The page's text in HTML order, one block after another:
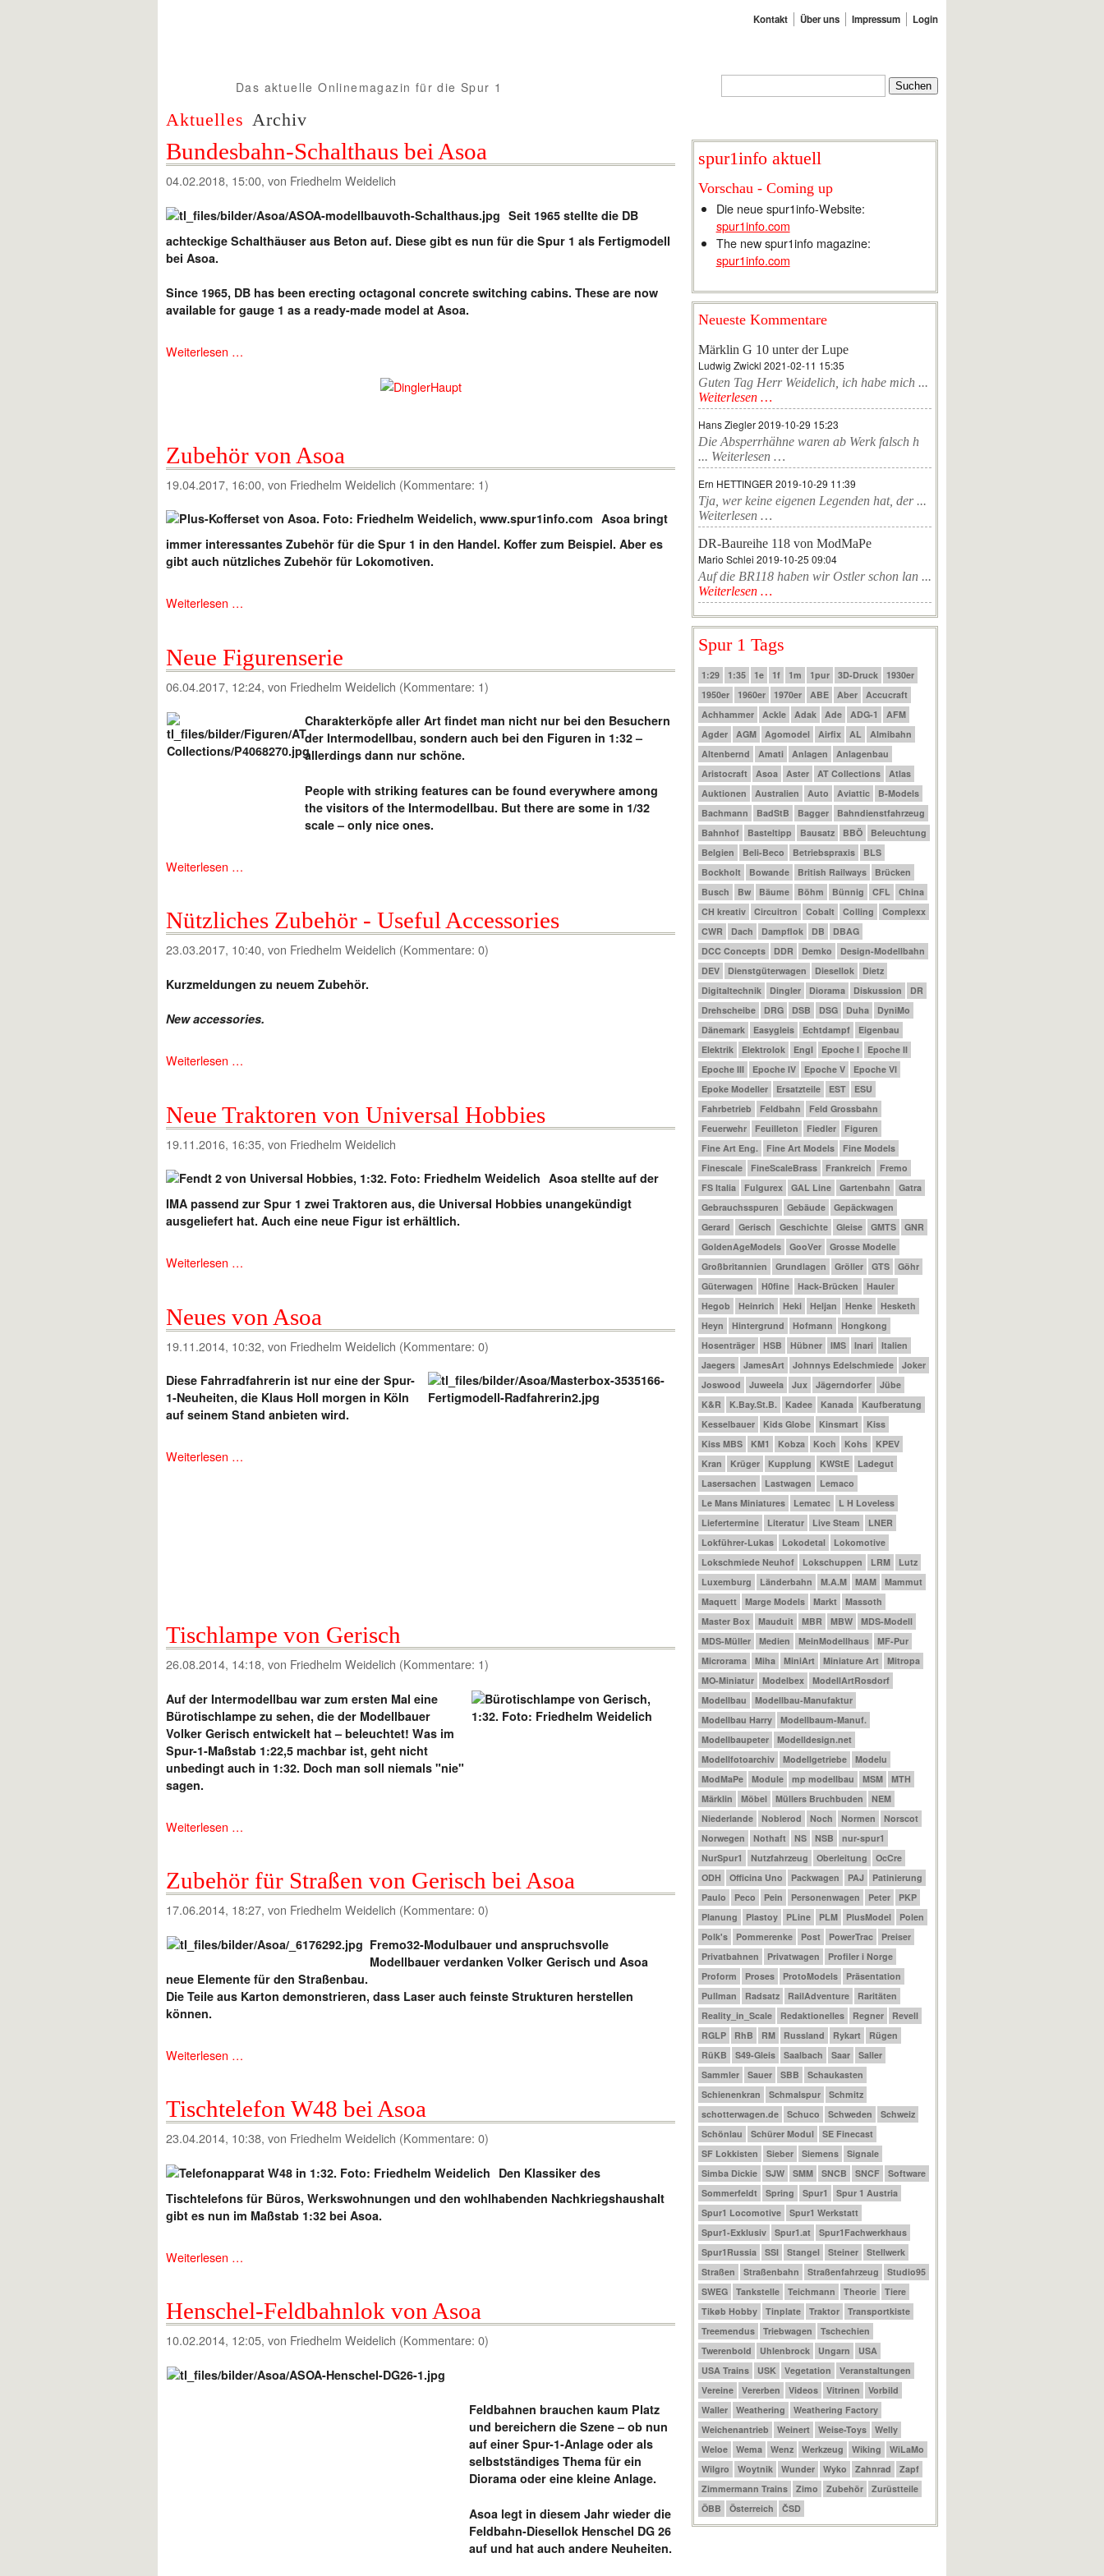
Aktuelles Archiv
Kontakt Über uns Impressum Login
Das aktuelle Onlinemagazin für die Spur 1
Spur1info.com
Bundesbahn-Schalthaus bei Asoa
04.02.2018, 15:00, von Friedhelm Weidelich
Seit 1965 stellte die DB
achteckige Schalthäuser aus Beton auf. Diese gibt es nun für die Spur 1 als Fertigmodell
bei Asoa.
Since 1965, DB has been erecting octagonal concrete switching cabins. These are now
available for gauge 1 as a ready-made model at Asoa.
Weiterlesen …
Zubehör von Asoa
19.04.2017, 16:00, von Friedhelm Weidelich (Kommentare: 1)
Asoa bringt
immer interessantes Zubehör für die Spur 1 in den Handel. Koffer zum Beispiel. Aber es
gibt auch nützliches Zubehör für Lokomotiven.
Weiterlesen …
Neue Figurenserie
06.04.2017, 12:24, von Friedhelm Weidelich (Kommentare: 1)
Charakterköpfe aller Art findet man nicht nur bei den Besuchern
der Intermodellbau, sondern auch bei den Figuren in 1:32 –
allerdings dann nur schöne.
People with striking features can be found everywhere among
the visitors of the Intermodellbau. But there are some in 1/32
scale – only nice ones.
Weiterlesen …
Nützliches Zubehör - Useful Accessories
23.03.2017, 10:40, von Friedhelm Weidelich (Kommentare: 0)
Kurzmeldungen zu neuem Zubehör.
New accessories.
Weiterlesen …
Neue Traktoren von Universal Hobbies
19.11.2016, 16:35, von Friedhelm Weidelich
Asoa stellte auf der
IMA passend zur Spur 1 zwei Traktoren aus, die Universal Hobbies unangekündigt
ausgeliefert hat. Auch eine neue Figur ist erhältlich.
Weiterlesen …
Neues von Asoa
19.11.2014, 10:32, von Friedhelm Weidelich (Kommentare: 0)
Diese Fahrradfahrerin ist nur eine der Spur-
1-Neuheiten, die Klaus Holl morgen in Köln
auf seinem Stand anbieten wird.
Weiterlesen …
Tischlampe von Gerisch
26.08.2014, 14:18, von Friedhelm Weidelich (Kommentare: 1)
Auf der Intermodellbau war zum ersten Mal eine
Bürotischlampe zu sehen, die der Modellbauer
Volker Gerisch entwickelt hat – beleuchtet! Was im
Spur-1-Maßstab 1:22,5 machbar ist, geht nicht
unbedingt auch in 1:32. Doch man soll niemals "nie"
sagen.
Weiterlesen …
Zubehör für Straßen von Gerisch bei Asoa
17.06.2014, 18:27, von Friedhelm Weidelich (Kommentare: 0)
Fremo32-Modulbauer und anspruchsvolle
Modellbauer verdanken Volker Gerisch und Asoa
neue Elemente für den Straßenbau.
Die Teile aus Karton demonstrieren, dass Laser auch feinste Strukturen herstellen
können.
Weiterlesen …
Tischtelefon W48 bei Asoa
23.04.2014, 10:38, von Friedhelm Weidelich (Kommentare: 0)
Den Klassiker des
Tischtelefons für Büros, Werkswohnungen und den wohlhabenden Nachkriegshaushalt
gibt es nun im Maßstab 1:32 bei Asoa.
Weiterlesen …
Henschel-Feldbahnlok von Asoa
10.02.2014, 12:05, von Friedhelm Weidelich (Kommentare: 0)
Feldbahnen brauchen kaum Platz
und bereichern die Szene – ob nun
auf einer Spur-1-Anlage oder als
selbstständiges Thema für ein
Diorama oder eine kleine Anlage.
Asoa legt in diesem Jahr wieder die
Feldbahn-Diesellok Henschel DG 26
auf und hat auch andere Neuheiten.
spur1info aktuell
Vorschau - Coming up
Die neue spur1info-Website:
spur1info.com
The new spur1info magazine:
spur1info.com
Neueste Kommentare
Märklin G 10 unter der Lupe
Ludwig Zwickl 2021-02-11 15:35
Guten Tag Herr Weidelich, ich habe mich ...
Weiterlesen …
Hans Ziegler2019-10-29 15:23
Die Absperrhähne waren ab Werk falsch h
... Weiterlesen …
Ern HETTINGER 2019-10-29 11:39
Tja, wer keine eigenen Legenden hat, der ...
Weiterlesen …
DR-Baureihe 118 von ModMaPe
Mario Schlei 2019-10-25 09:04
Auf die BR118 haben wir Ostler schon lan ...
Weiterlesen …
Spur 1 Tags
1:29 1:35 1e 1f 1m 1pur 3D-Druck
1930er
1950er
1960er 1970er ABE Aber
Accucraft
Achhammer
Ackle Adak Ade ADG-1
AFM
Agder
AGM Agomodel Airfix AL
Almibahn
Altenbernd
Amati Anlagen
Anlagenbau
Aristocraft
Asoa Aster AT Collections
Atlas
Auktionen
Australien Auto Aviattic
B-Models
Bachmann
BadStB Bagger
Bahndienstfahrzeug
Bahnhof
Basteltipp Bausatz BBÖ
Beleuchtung
Belgien
Beli-Beco Betriebspraxis
BLS
Bockholt
Bowande British Railways
Brücken
Busch
Bw Bäume Böhm Bünnig CFL
China
CH kreativ
Circuitron Cobalt Colling
Complexx
CWR
Dach Dampflok DB
DBAG
DCC Concepts
DDR Demko
Design-Modellbahn
DEV
Dienstgüterwagen Diesellok
Dietz
Digitaltechnik
Dingler Diorama Diskussion
DR
Drehscheibe
DRG DSB DSG Duha
DyniMo
Dänemark
Easygleis Echtdampf
Eigenbau
Elektrik
Elektrolok Engl Epoche I
Epoche II
Epoche III
Epoche IV Epoche V
Epoche VI
Epoke Modeller
Ersatzteile EST
ESU
Fahrbetrieb
Feldbahn
Feld Grossbahn
Feuerwehr
Feuilleton Fiedler
Figuren
Fine Art Eng.
Fine Art Models
Fine Models
Finescale
FineScaleBrass Frankreich
Fremo
FS Italia
Fulgurex GAL Line Gartenbahn
Gatra
Gebrauchsspuren
Gebäude
Gepäckwagen
Gerard
Gerisch Geschichte Gleise GMTS
GNR
GoldenAgeModels
GooVer
Grosse Modelle
Großbritannien
Grundlagen Gröller GTS
Göhr
Güterwagen
H0fine Hack-Brücken
Hauler
Hegob
Heinrich Heki Heljan Henke
Hesketh
Heyn
Hintergrund Hofmann
Hongkong
Hosenträger
HSB Hübner IMS Inari
Italien
Jaegers
JamesArt Johnnys Edelschmiede
Joker
Joswood
Juweela Jux Jägerndorfer
Jübe
K&R
K.Bay.St.B. Kadee Kanada
Kaufberatung
Kesselbauer
Kids Globe Kinsmart
Kiss
Kiss MBS
KM1 Kobza Koch Kohs
KPEV
Kran
Krüger Kupplung KWStE
Ladegut
Lasersachen
Lastwagen
Lemaco
Le Mans Miniatures
Lematec
L H Loveless
Liefertermine
Literatur Live Steam
LNER
Lokführer-Lukas
Lokodetal
Lokomotive
Lokschmiede Neuhof
Lokschuppen LRM
Lutz
Luxemburg
Länderbahn M.A.M MAM
Mammut
Maquett
Marge Models Markt
Massoth
Master Box
Mauduit MBR MBW
MDS-Modell
MDS-Müller
Medien MeinModellhaus
MF-Pur
Microrama
Miha MiniArt Miniature Art
Mitropa
MO-Miniatur
Modelbex
ModellArtRosdorf
Modellbau
Modellbau-Manufaktur
Modellbau Harry
Modellbaum-Manuf.
Modellbaupeter
Modelldesign.net
Modellfotoarchiv
Modellgetriebe
Modelu
ModMaPe
Module mp modellbau MSM
MTH
Märklin
Möbel Müllers Bruchbuden
NEM
Niederlande
Noblerod Noch Normen
Norscot
Norwegen
Nothaft NS NSB
nur-spur1
NurSpur1
Nutzfahrzeug Oberleitung
OcCre
ODH
Officina Uno Packwagen PAJ
Patinierung
Paulo
Peco Pein Personenwagen Peter
PKP
Planung
Plastoy PLine PLM PlusModel
Polen
Polk's
Pommerenke Post PowerTrac
Preiser
Privatbahnen
Privatwagen
Profiler i Norge
Proform
Proses ProtoModels
Präsentation
Pullman
Radsatz RailAdventure
Raritäten
Reality_in_Scale
Redaktionelles Regner
Revell
RGLP
RhB RM Russland Rykart
Rügen
RüKB
S49-Gleis Saalbach Saar
Saller
Sammler
Sauer SBB
Schaukasten
Schienenkran
Schmalspur
Schmitz
schotterwagen.de
Schuco Schweden
Schweiz
Schönlau
Schürer Modul
SE Finecast
SF Lokkisten
Sieber Siemens
Signale
Simba Dickie
SJW SMM SNCB SNCF
Software
Sommerfeldt
Spring Spur1
Spur 1 Austria
Spur1 Locomotive
Spur1 Werkstatt
Spur1-Exklusiv
Spur1.at
Spur1Fachwerkhaus
Spur1Russia
SSI Stangel Steiner
Stellwerk
Straßen
Straßenbahn Straßenfahrzeug
Studio95
SWEG
Tankstelle Teichmann Theorie
Tiere
Tikøb Hobby
Tinplate Traktor
Transportkiste
Treemendus
Triebwagen
Tschechien
Twerenbold
Uhlenbrock Ungarn
USA
USA Trains
USK Vegetation
Veranstaltungen
Vereine
Vererben Videos Vitrinen
Vorbild
Waller
Weathering
Weathering Factory
Weichenantrieb
Weinert Weise-Toys
Welly
Weloe
Wema Wenz Werkzeug Wiking
WiLaMo
Wilgro
Woytnik Wunder Wyko Zahnrad
Zapf
Zimmermann Trains
Zimo Zubehör
Zurüstteile
ÖBB
Österreich ČSD